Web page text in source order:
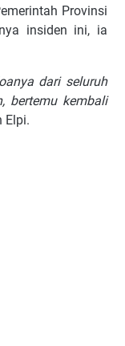
Provinsi
іnѕіdеn іnі, іа
dаrі ѕеluruh
bеrtеmu kеmbаlі